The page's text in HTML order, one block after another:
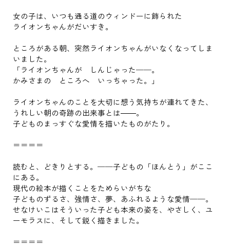
女の子は、いつも通る道のウィンドーに飾られた
ライオンちゃんがだいすき。
ところがある朝、突然ライオンちゃんがいなくなってしま
いました。
「ライオンちゃんが しんじゃった──。
かみさまの ところへ いっちゃった。」
ライオンちゃんのことを大切に想う気持ちが連れてきた、
うれしい朝の奇跡の出来事とは――。
子どものまっすぐな愛情を描いたものがたり。
＝＝＝＝
読むと、どきりとする。──子どもの「ほんとう」がここ
にある。
現代の絵本が描くことをためらいがちな
子どものずるさ、強情さ、夢、あふれるような愛情──。
せなけいこはそういった子ども本来の姿を、やさしく、ユ
ーモラスに、そして鋭く描きました。
＝＝＝＝